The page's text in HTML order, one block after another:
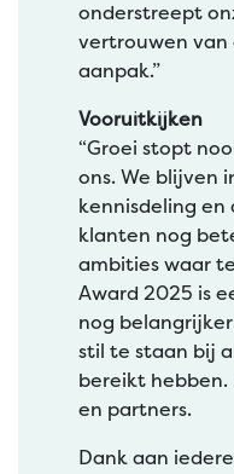
onderstreept
vertrouwen van
aanpak.”
Vooruitkijken
“Groei stopt
ons. We blijven
kennisdeling
klanten nog
ambities waar
Award 2025 is
nog
stil te staan bij
bereikt hebben.
en partners.
Dank aan